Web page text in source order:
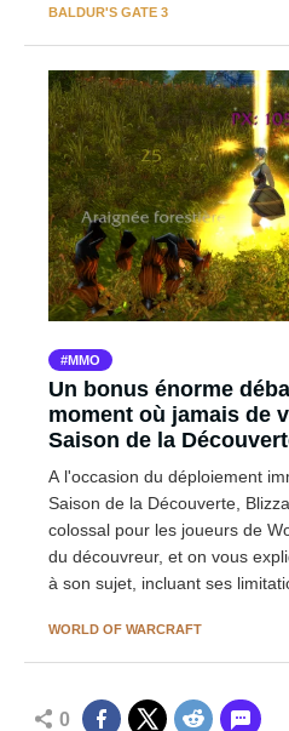
BALDUR'S GATE 3
MMO
Un bonus énorme
moment où jamais de
Saison de la
pour la Saison 2 !
A l'occasion du déploiement
Saison de la Découverte,
colossal pour les joueurs de
du découvreur, et on vous
à son sujet, incluant ses
WORLD OF WARCRAFT
0